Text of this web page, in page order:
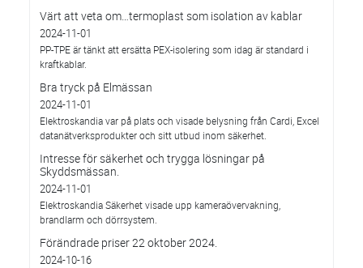
Värt att veta om…termoplast som isolation av kablar
2024-11-01
PP-TPE är tänkt att ersätta PEX-isolering som idag är standard i
kraftkablar.
Bra tryck på Elmässan
2024-11-01
Elektroskandia var på plats och visade belysning från Cardi, Excel
datanätverksprodukter och sitt utbud inom säkerhet.
Intresse för säkerhet och trygga lösningar på
Skyddsmässan.
2024-11-01
Elektroskandia Säkerhet visade upp kameraövervakning,
brandlarm och dörrsystem.
Förändrade priser 22 oktober 2024.
2024-10-16